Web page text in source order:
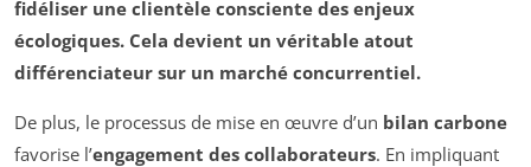
fidéliser une clientèle consciente des enjeux
écologiques. Cela devient un véritable atout
différenciateur sur un marché concurrentiel.
De plus, le processus de mise en œuvre d’un bilan carbone
favorise l’engagement des collaborateurs. En impliquant